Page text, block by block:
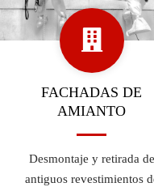
FACHADAS DE
AMIANTO
Desmontaje y retirada de
antiguos revestimientos